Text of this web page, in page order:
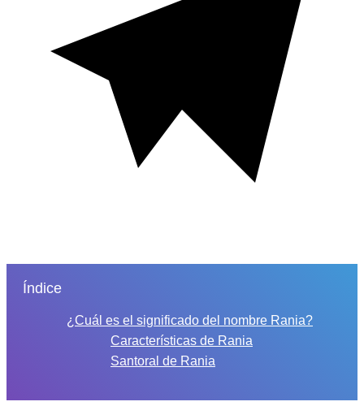
Índice
¿Cuál es el significado del nombre Rania?
Características de Rania
Santoral de Rania